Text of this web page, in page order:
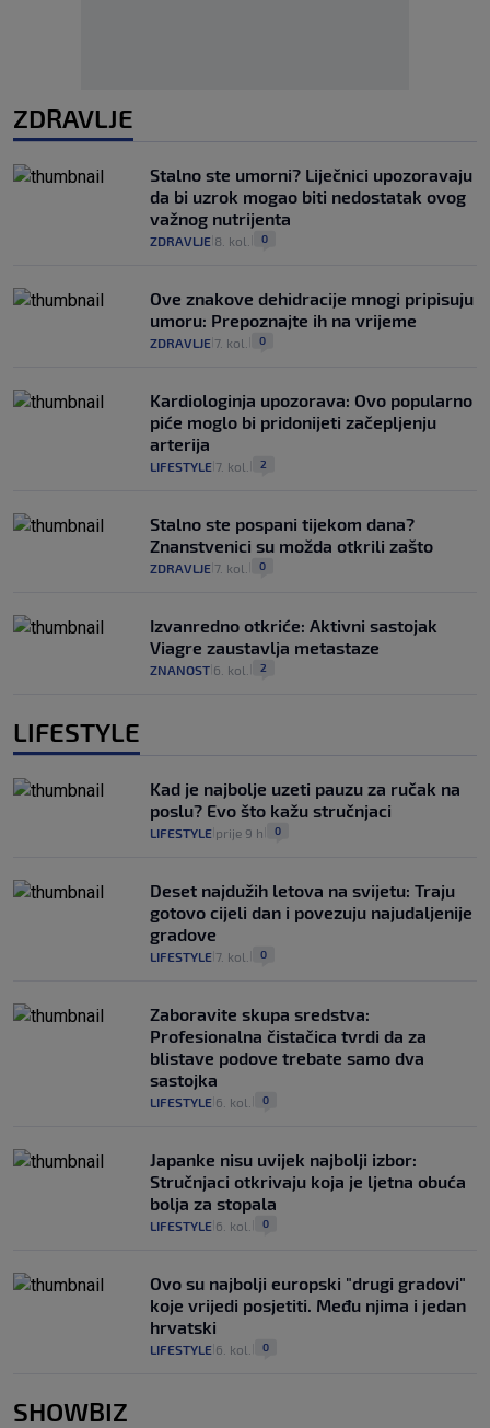
ZDRAVLJE
Stalno ste umorni? Liječnici upozoravaju
da bi uzrok mogao biti nedostatak ovog
važnog nutrijenta
ZDRAVLJE 8. kol. 0
Ove znakove dehidracije mnogi pripisuju
umoru: Prepoznajte ih na vrijeme
ZDRAVLJE 7. kol. 0
Kardiologinja upozorava: Ovo popularno
piće moglo bi pridonijeti začepljenju
arterija
LIFESTYLE 7. kol. 2
Stalno ste pospani tijekom dana?
Znanstvenici su možda otkrili zašto
ZDRAVLJE 7. kol. 0
Izvanredno otkriće: Aktivni sastojak
Viagre zaustavlja metastaze
ZNANOST 6. kol. 2
LIFESTYLE
Kad je najbolje uzeti pauzu za ručak na
poslu? Evo što kažu stručnjaci
LIFESTYLE prije 9 h 0
Deset najdužih letova na svijetu: Traju
gotovo cijeli dan i povezuju najudaljenije
gradove
LIFESTYLE 7. kol. 0
Zaboravite skupa sredstva:
Profesionalna čistačica tvrdi da za
blistave podove trebate samo dva
sastojka
LIFESTYLE 6. kol. 0
Japanke nisu uvijek najbolji izbor:
Stručnjaci otkrivaju koja je ljetna obuća
bolja za stopala
LIFESTYLE 6. kol. 0
Ovo su najbolji europski "drugi gradovi"
koje vrijedi posjetiti. Među njima i jedan
hrvatski
LIFESTYLE 6. kol. 0
SHOWBIZ